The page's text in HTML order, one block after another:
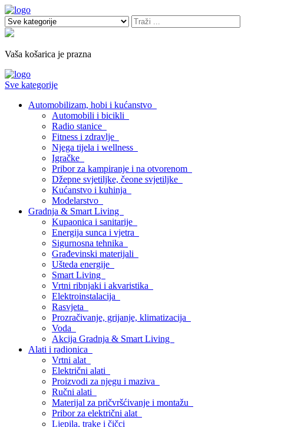
Vaša košarica je prazna
Sve kategorije
Automobilizam, hobi i kućanstvo
Automobili i bicikli
Radio stanice
Fitness i zdravlje
Njega tijela i wellness
Igračke
Pribor za kampiranje i na otvorenom
Džepne svjetiljke, čeone svjetiljke
Kućanstvo i kuhinja
Modelarstvo
Gradnja & Smart Living
Kupaonica i sanitarije
Energija sunca i vjetra
Sigurnosna tehnika
Građevinski materijali
Ušteda energije
Smart Living
Vrtni ribnjaki i akvaristika
Elektroinstalacija
Rasvjeta
Prozračivanje, grijanje, klimatizacija
Voda
Akcija Gradnja & Smart Living
Alati i radionica
Vrtni alat
Električni alati
Proizvodi za njegu i maziva
Ručni alati
Materijal za pričvršćivanje i montažu
Pribor za električni alat
Ljepila, trake i čičci